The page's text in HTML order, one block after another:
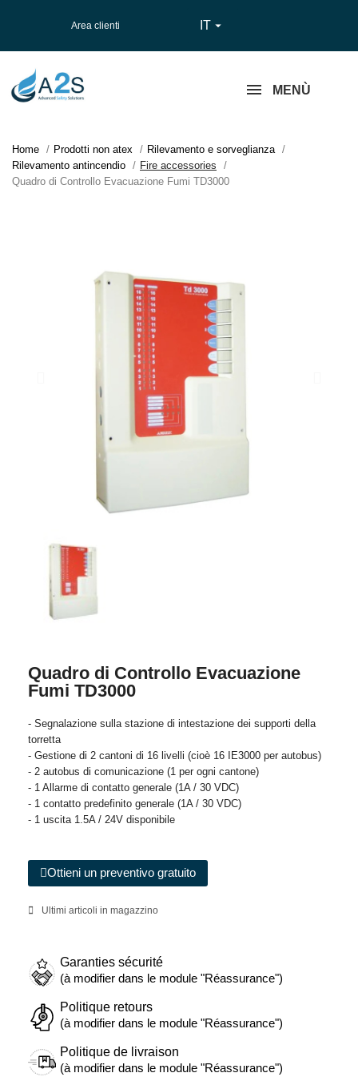
Area clienti IT 
MENÙ
Home Prodotti non atex
Rilevamento e sorveglianza
Rilevamento antincendio
Fire accessories
Quadro di Controllo Evacuazione Fumi TD3000
Quadro di Controllo Evacuazione
Fumi TD3000
- Segnalazione sulla stazione di intestazione dei supporti della
torretta
- Gestione di 2 cantoni di 16 livelli (cioè 16 IE3000 per autobus)
- 2 autobus di comunicazione (1 per ogni cantone)
- 1 Allarme di contatto generale (1A / 30 VDC)
- 1 contatto predefinito generale (1A / 30 VDC)
- 1 uscita 1.5A / 24V disponibile
Ottieni un preventivo gratuito
Ultimi articoli in magazzino
Garanties sécurité
(à modifier dans le module "Réassurance")
Politique retours
(à modifier dans le module "Réassurance")
Politique de livraison
(à modifier dans le module "Réassurance")